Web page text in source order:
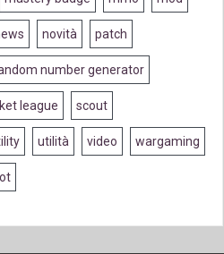
novità patch
number generator
league scout
utilità video wargaming